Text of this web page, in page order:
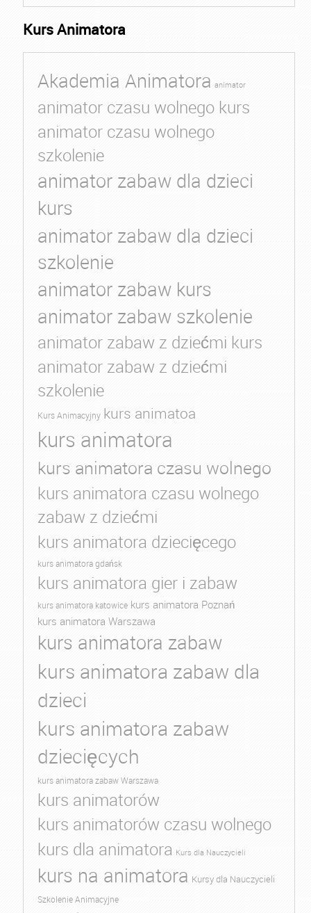
Kurs Animatora
Akademia Animatora animator
animator czasu wolnego kurs
animator czasu wolnego
szkolenie
animator zabaw dla dzieci
kurs
animator zabaw dla dzieci
szkolenie
animator zabaw kurs
animator zabaw szkolenie
animator zabaw z dziećmi kurs
animator zabaw z dziećmi
szkolenie
Kurs Animacyjny kurs animatoa
kurs animatora
kurs animatora czasu wolnego
kurs animatora czasu wolnego
zabaw z dziećmi
kurs animatora dziecięcego
kurs animatora gdańsk
kurs animatora gier i zabaw
kurs animatora katowice kurs animatora Poznań
kurs animatora Warszawa
kurs animatora zabaw
kurs animatora zabaw dla
dzieci
kurs animatora zabaw
dziecięcych
kurs animatora zabaw Warszawa
kurs animatorów
kurs animatorów czasu wolnego
kurs dla animatora Kurs dla Nauczycieli
kurs na animatora Kursy dla Nauczycieli
Szkolenie Animacyjne